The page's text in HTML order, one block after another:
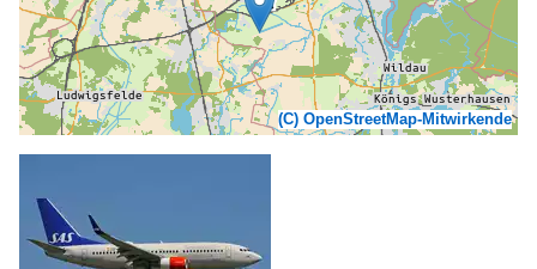
(C) OpenStreetMap-Mitwirkende